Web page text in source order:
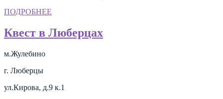
ПОДРОБНЕЕ
Квест в Люберцах
м.Жулебино
г. Люберцы
ул.Кирова, д.9 к.1